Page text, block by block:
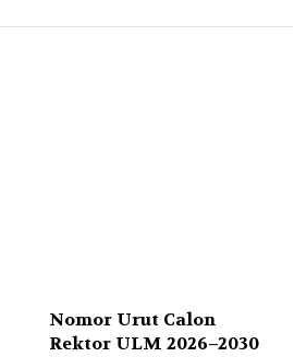
Nomor Urut Calon
Rektor ULM 2026–2030